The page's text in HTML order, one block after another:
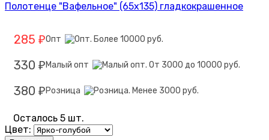
Полотенце "Вафельное" (65х135) гладкокрашенное
285 ₽Опт
330 ₽ Малый опт
380 ₽ Розница
Осталось 5 шт.
Цвет: